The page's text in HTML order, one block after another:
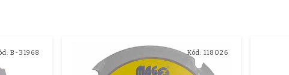
B-31968 Kód: 118026